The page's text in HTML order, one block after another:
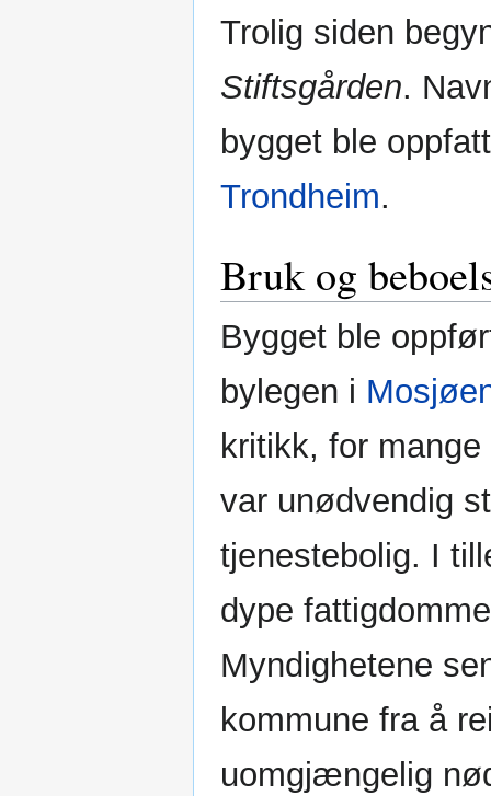
Trolig siden
Stiftsgården.
bygget ble
Trondheim.
Bruk og
Bygget ble
bylegen i
kritikk, for
var unødvendig
tjenestebolig. I
dype
Myndighetene
kommune fra å
uomgjængelig